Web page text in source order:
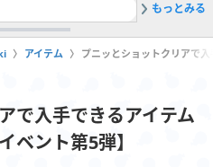
2最新の
もっとみる
アイテム プニッとショットクリアで
で入手できるアイテム
ベント第5弾】